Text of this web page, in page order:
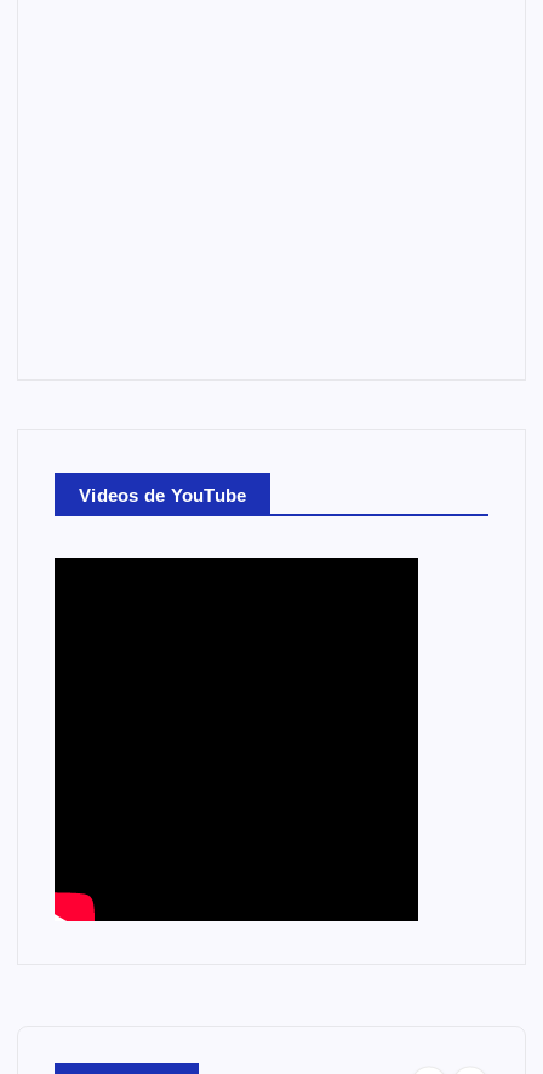
Videos de YouTube